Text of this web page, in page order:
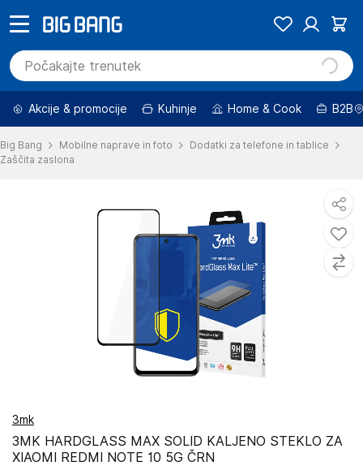
Akcije & promocije Kuhinje Home & Cook B2B
Big Bang Mobilne naprave in foto
Dodatki za telefone in tablice
Zaščita zaslona
3mk
3MK HARDGLASS MAX SOLID KALJENO STEKLO ZA
XIAOMI REDMI NOTE 10 5G ČRN